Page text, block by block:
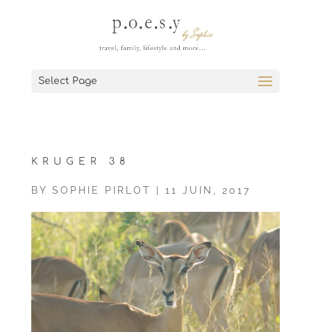
Select Page
KRUGER 38
BY SOPHIE PIRLOT 11 JUIN, 2017